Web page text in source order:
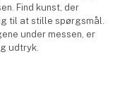
Find kunst, der
til at stille spørgsmål.
under messen, er
udtryk.